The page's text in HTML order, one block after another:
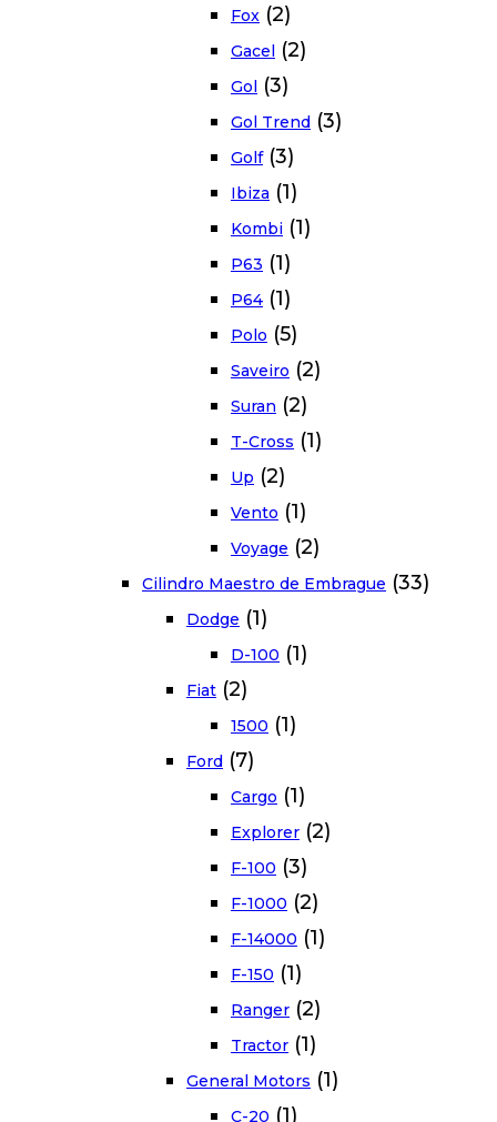
Fox (2)
Gacel (2)
Gol (3)
Gol Trend (3)
Golf (3)
Ibiza (1)
Kombi (1)
P63 (1)
P64 (1)
Polo (5)
Saveiro (2)
Suran (2)
T-Cross (1)
Up (2)
Vento (1)
Voyage (2)
Cilindro Maestro de Embrague (33)
Dodge (1)
D-100 (1)
Fiat (2)
1500 (1)
Ford (7)
Cargo (1)
Explorer (2)
F-100 (3)
F-1000 (2)
F-14000 (1)
F-150 (1)
Ranger (2)
Tractor (1)
General Motors (1)
C-20 (1)